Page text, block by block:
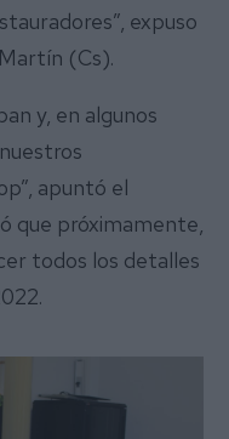
expuso
(Cs).
y, en algunos
apuntó el
que próximamente,
todos los detalles